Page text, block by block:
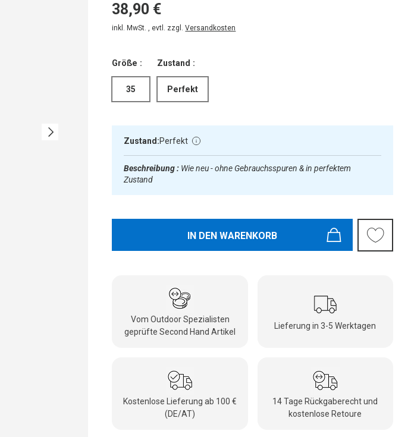
Nächste
38,90 €
inkl. MwSt. , evtl. zzgl.Versandkosten
Größe :
35
Zustand :
Perfekt
Zustand:Perfekt
Beschreibung : Wie neu - ohne Gebrauchsspuren & in perfektem
Zustand
IN DEN WARENKORB
Vom Outdoor Spezialisten
geprüfte Second Hand Artikel
Lieferung in 3-5 Werktagen
Kostenlose Lieferung ab 100 €
(DE/AT)
14 Tage Rückgaberecht und
kostenlose Retoure